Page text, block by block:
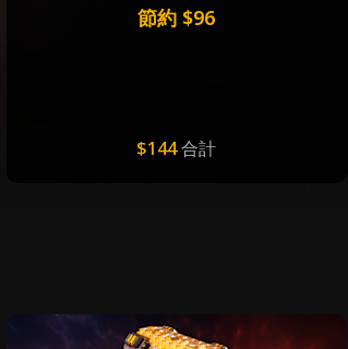
節約 $96
$144合計